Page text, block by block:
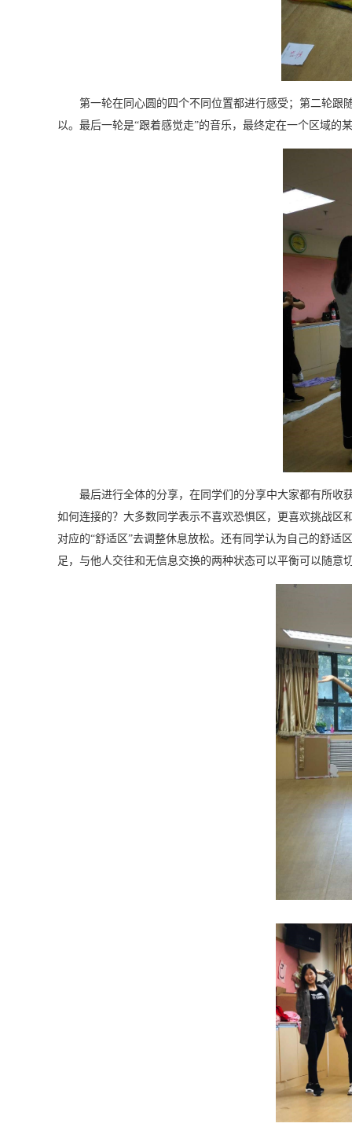
第一轮在同心圆的四个不同位置都进行感受；第二轮跟
以。最后一轮是“跟着感觉走”的音乐，最终定在一个区域的
最后进行全体的分享，在同学们的分享中大家都有所收
如何连接的？ 大多数同学表示不喜欢恐惧区，更喜欢挑战区
对应的“舒适区”去调整休息放松。还有同学认为自己的舒
足，与他人交往和无信息交换的两种状态可以平衡可以随意